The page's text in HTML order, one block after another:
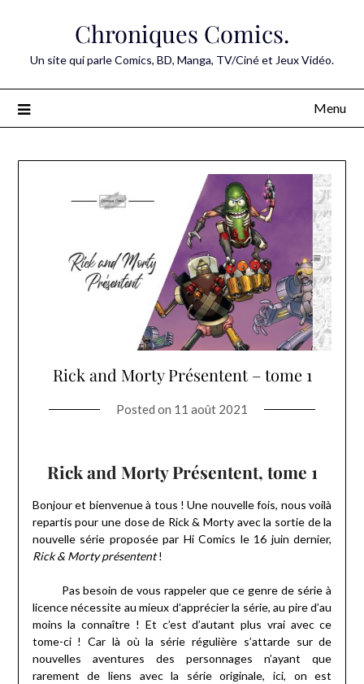
Chroniques Comics.
Un site qui parle Comics, BD, Manga, TV/Ciné et Jeux Vidéo.
Menu
Rick and Morty Présentent – tome 1
Posted on 11 août 2021
Rick and Morty Présentent, tome 1
Bonjour et bienvenue à tous ! Une nouvelle fois, nous voilà
repartis pour une dose de Rick & Morty avec la sortie de la
nouvelle série proposée par Hi Comics le 16 juin dernier,
Rick & Morty présentent!
Pas besoin de vous rappeler que ce genre de série à
licence nécessite au mieux d’apprécier la série, au pire d’au
moins la connaître ! Et c’est d’autant plus vrai avec ce
tome-ci ! Car là où la série régulière s’attarde sur de
nouvelles aventures des personnages n’ayant que
rarement de liens avec la série originale, ici, on est